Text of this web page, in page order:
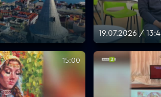
19.07.2026 /
15:00